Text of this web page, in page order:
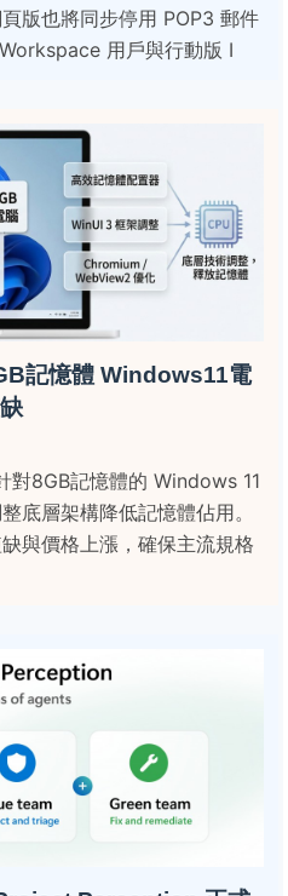
版也將同步停用 POP3 郵件
用戶與行動版 I
記憶體 Windows11電
8GB記憶體的 Windows 11
底層架構降低記憶體佔用。
與價格上漲，確保主流規格